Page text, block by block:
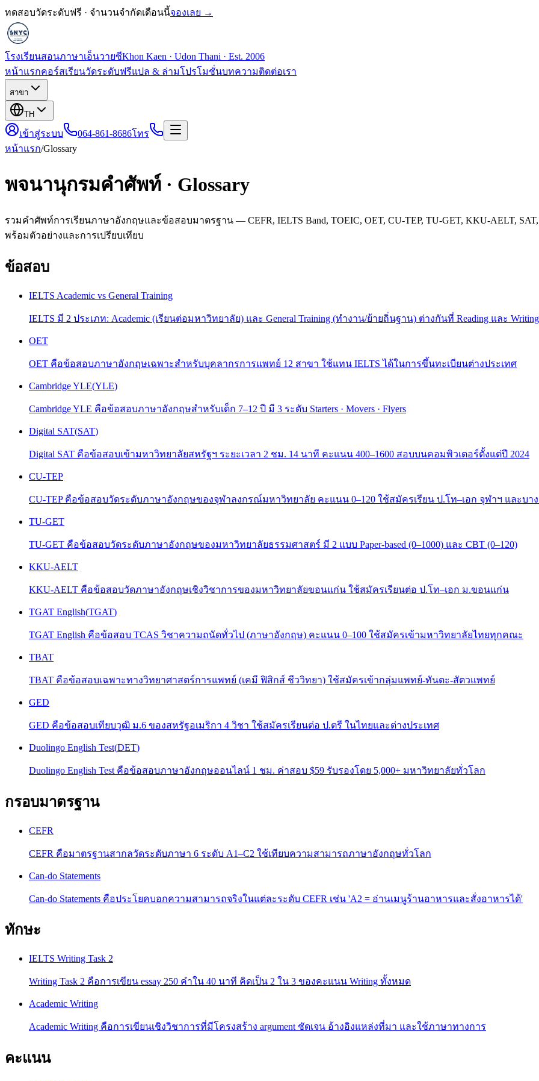
ทดสอบวัดระดับฟรี · จำนวนจำกัดเดือนนี้จองเลย →
โรงเรียนสอนภาษาเอ็นวายซีKhon Kaen · Udon Thani · Est. 2006
หน้าแรกคอร์สเรียนวัดระดับฟรีแปล & ล่ามโปรโมชั่นบทความติดต่อเรา
สาขา
TH
เข้าสู่ระบบ 064-861-8686โทร
หน้าแรก/Glossary
พจนานุกรมคำศัพท์ · Glossary
รวมคำศัพท์การเรียนภาษาอังกฤษและข้อสอบมาตรฐาน — CEFR, IELTS Band, TOEIC, OET, CU-TEP, TU-GET, KKU-AELT, SAT,
พร้อมตัวอย่างและการเปรียบเทียบ
ข้อสอบ
IELTS Academic vs General Training
IELTS มี 2 ประเภท: Academic (เรียนต่อมหาวิทยาลัย) และ General Training (ทำงาน/ย้ายถิ่นฐาน) ต่างกันที่ Reading และ Writing
OET
OET คือข้อสอบภาษาอังกฤษเฉพาะสำหรับบุคลากรการแพทย์ 12 สาขา ใช้แทน IELTS ได้ในการขึ้นทะเบียนต่างประเทศ
Cambridge YLE(YLE)
Cambridge YLE คือข้อสอบภาษาอังกฤษสำหรับเด็ก 7–12 ปี มี 3 ระดับ Starters · Movers · Flyers
Digital SAT(SAT)
Digital SAT คือข้อสอบเข้ามหาวิทยาลัยสหรัฐฯ ระยะเวลา 2 ชม. 14 นาที คะแนน 400–1600 สอบบนคอมพิวเตอร์ตั้งแต่ปี 2024
CU-TEP
CU-TEP คือข้อสอบวัดระดับภาษาอังกฤษของจุฬาลงกรณ์มหาวิทยาลัย คะแนน 0–120 ใช้สมัครเรียน ป.โท–เอก จุฬาฯ และบา
TU-GET
TU-GET คือข้อสอบวัดระดับภาษาอังกฤษของมหาวิทยาลัยธรรมศาสตร์ มี 2 แบบ Paper-based (0–1000) และ CBT (0–120)
KKU-AELT
KKU-AELT คือข้อสอบวัดภาษาอังกฤษเชิงวิชาการของมหาวิทยาลัยขอนแก่น ใช้สมัครเรียนต่อ ป.โท–เอก ม.ขอนแก่น
TGAT English(TGAT)
TGAT English คือข้อสอบ TCAS วิชาความถนัดทั่วไป (ภาษาอังกฤษ) คะแนน 0–100 ใช้สมัครเข้ามหาวิทยาลัยไทยทุกคณะ
TBAT
TBAT คือข้อสอบเฉพาะทางวิทยาศาสตร์การแพทย์ (เคมี ฟิสิกส์ ชีววิทยา) ใช้สมัครเข้ากลุ่มแพทย์-ทันตะ-สัตวแพทย์
GED
GED คือข้อสอบเทียบวุฒิ ม.6 ของสหรัฐอเมริกา 4 วิชา ใช้สมัครเรียนต่อ ป.ตรี ในไทยและต่างประเทศ
Duolingo English Test(DET)
Duolingo English Test คือข้อสอบภาษาอังกฤษออนไลน์ 1 ชม. ค่าสอบ $59 รับรองโดย 5,000+ มหาวิทยาลัยทั่วโลก
กรอบมาตรฐาน
CEFR
CEFR คือมาตรฐานสากลวัดระดับภาษา 6 ระดับ A1–C2 ใช้เทียบความสามารถภาษาอังกฤษทั่วโลก
Can-do Statements
Can-do Statements คือประโยคบอกความสามารถจริงในแต่ละระดับ CEFR เช่น 'A2 = อ่านเมนูร้านอาหารและสั่งอาหารได้'
ทักษะ
IELTS Writing Task 2
Writing Task 2 คือการเขียน essay 250 คำใน 40 นาที คิดเป็น 2 ใน 3 ของคะแนน Writing ทั้งหมด
Academic Writing
Academic Writing คือการเขียนเชิงวิชาการที่มีโครงสร้าง argument ชัดเจน อ้างอิงแหล่งที่มา และใช้ภาษาทางการ
คะแนน